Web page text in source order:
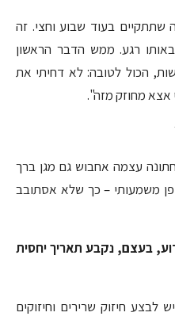
שתתקיים בעוד שבוע וחצי. זה
רגע. ממש הדבר הראשון
הכול לטובה: לא דחיתי את
אצא מחוזק מזה".
עצמה אחבוש גם מגן ברך
משמעותי – כך שלא אסתובב
בעצם, נקבע תאריך יחסית
לבצע חיזוק שרירים וחיזוקים